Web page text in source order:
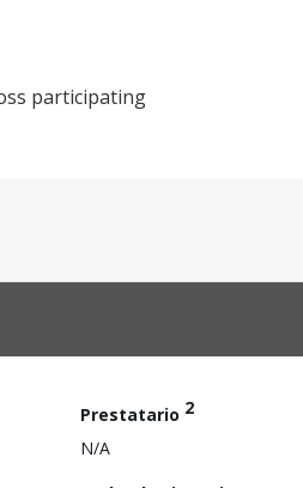
participating
Prestatario 2
N/A